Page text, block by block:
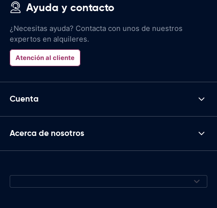
Ayuda y contacto
¿Necesitas ayuda? Contacta con unos de nuestros
expertos en alquileres.
Atención al cliente
Cuenta
Acerca de nosotros